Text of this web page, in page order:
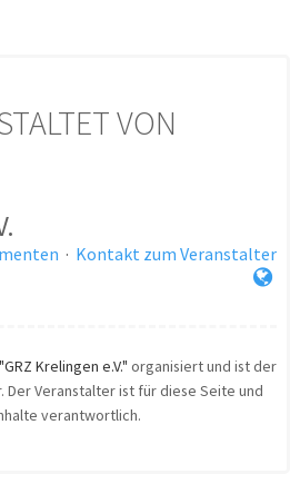
VON
· Kontakt zum Veranstalter
"GRZ Krelingen e.V." organisiert und ist der
Veranstalter ist für diese Seite und
verantwortlich.